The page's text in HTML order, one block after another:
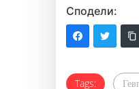
Сподели:
Tags: